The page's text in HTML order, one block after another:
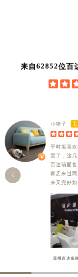
来自62852位百
 
小猪子
  
平时挺喜
置了，这
百达翡丽
家店来过
来又完好如
温州百达翡
